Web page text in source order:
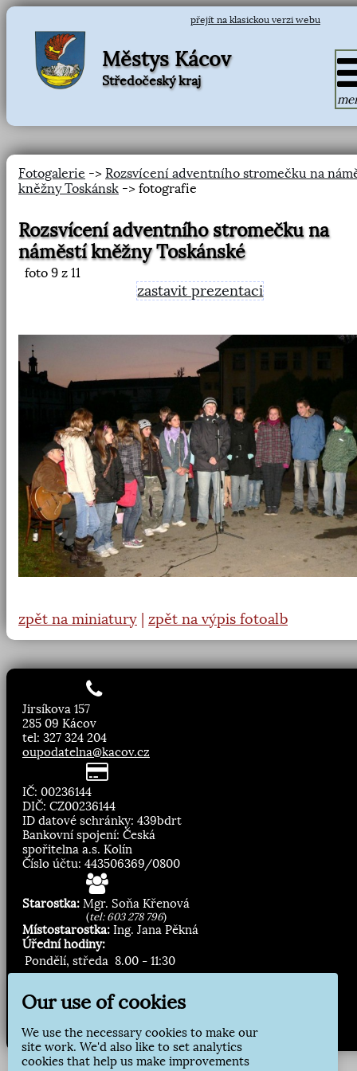
přejít na klasickou verzi webu
Městys Kácov
Středočeský kraj
Fotogalerie -> Rozsvícení adventního stromečku na
kněžny Toskánsk -> fotografie
Rozsvícení adventního stromečku na
náměstí kněžny Toskánské
foto 9 z 11
zastavit prezentaci
zpět na miniatury zpět na výpis fotoalb
Jirsíkova 157
285 09 Kácov
tel: 327 324 204
oupodatelna@kacov.cz
IČ: 00236144
DIČ: CZ00236144
ID datové schránky: 439bdrt
Bankovní spojení: Česká
spořitelna a.s. Kolín
Číslo účtu: 443506369/0800
Starostka: Mgr. Soňa Křenová
(tel: 603 278 796)
Místostarostka: Ing. Jana Pěkná
Úřední hodiny:
Pondělí, středa 8.00 - 11:30
Přihlásit odběr
Our use of cookies
We use the necessary cookies to make our
site work. We'd also like to set analytics
cookies that help us make improvements